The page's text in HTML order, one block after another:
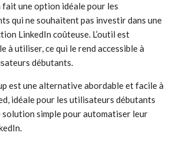
fait une option idéale pour les
qui ne souhaitent pas investir dans une
LinkedIn coûteuse. L’outil est
à utiliser, ce qui le rend accessible à
débutants.
est une alternative abordable et facile à
idéale pour les utilisateurs débutants
solution simple pour automatiser leur